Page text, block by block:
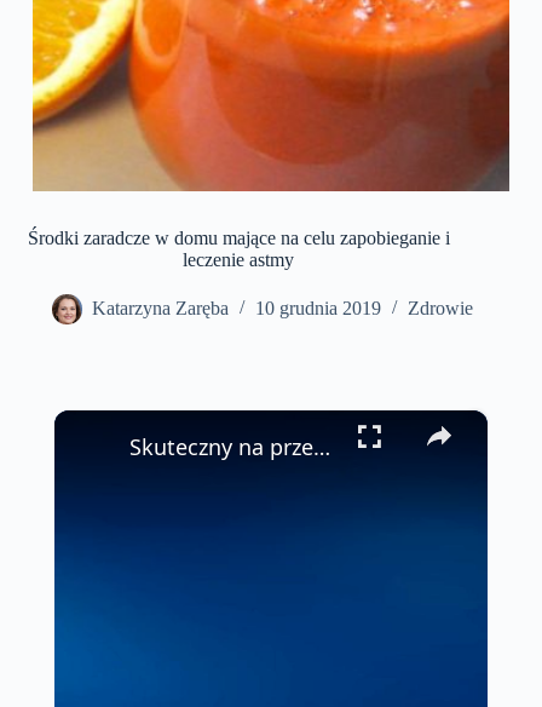
Środki zaradcze w domu mające na celu zapobieganie i
leczenie astmy
Katarzyna Zaręba 10 grudnia 2019 Zdrowie
×
Skuteczny na przeziębienie Nie musisz kupować drogich leków #shorts